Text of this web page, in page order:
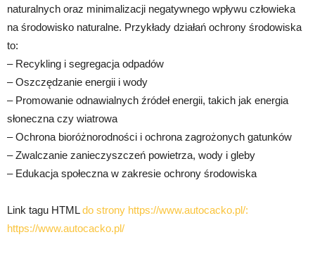
naturalnych oraz minimalizacji negatywnego wpływu człowieka
na środowisko naturalne. Przykłady działań ochrony środowiska
to:
– Recykling i segregacja odpadów
– Oszczędzanie energii i wody
– Promowanie odnawialnych źródeł energii, takich jak energia
słoneczna czy wiatrowa
– Ochrona bioróżnorodności i ochrona zagrożonych gatunków
– Zwalczanie zanieczyszczeń powietrza, wody i gleby
– Edukacja społeczna w zakresie ochrony środowiska
Link tagu HTMLdo strony https://www.autocacko.pl/:
https://www.autocacko.pl/